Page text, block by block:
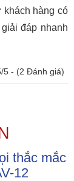
khách hàng có
đáp nhanh
5 - (2 Đánh giá)
thắc mắc
12